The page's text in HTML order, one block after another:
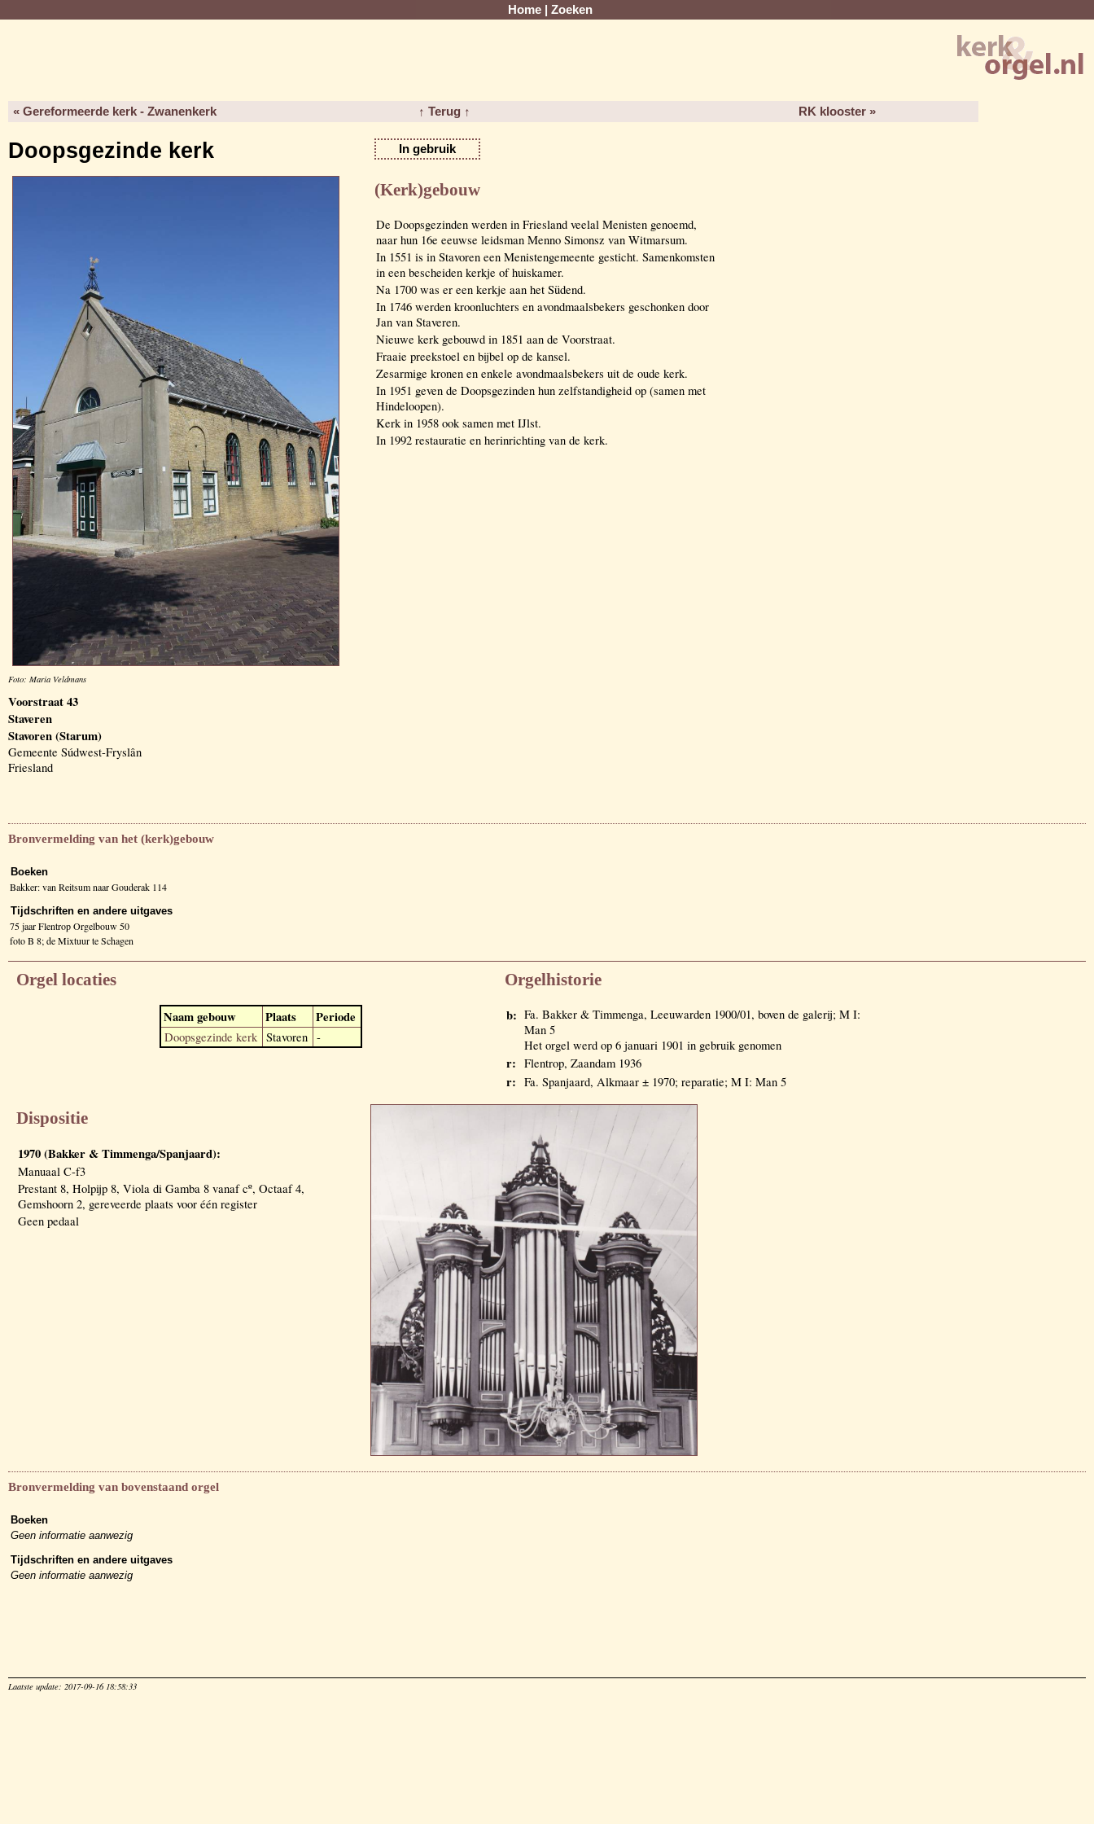
Home Zoeken
« Gereformeerde kerk - Zwanenkerk ↑ Terug ↑ RK klooster »
Doopsgezinde kerk In gebruik
Foto: Maria Veldmans
Voorstraat 43
Staveren
Stavoren (Starum)
Gemeente Súdwest-Fryslân
Friesland
(Kerk)gebouw
De Doopsgezinden werden in Friesland veelal Menisten genoemd,
naar hun 16e eeuwse leidsman Menno Simonsz van Witmarsum.
In 1551 is in Stavoren een Menistengemeente gesticht. Samenkomsten
in een bescheiden kerkje of huiskamer.
Na 1700 was er een kerkje aan het Südend.
In 1746 werden kroonluchters en avondmaalsbekers geschonken door
Jan van Staveren.
Nieuwe kerk gebouwd in 1851 aan de Voorstraat.
Fraaie preekstoel en bijbel op de kansel.
Zesarmige kronen en enkele avondmaalsbekers uit de oude kerk.
In 1951 geven de Doopsgezinden hun zelfstandigheid op (samen met
Hindeloopen).
Kerk in 1958 ook samen met IJlst.
In 1992 restauratie en herinrichting van de kerk.
Bronvermelding van het (kerk)gebouw
Boeken
Bakker: van Reitsum naar Gouderak 114
Tijdschriften en andere uitgaves
75 jaar Flentrop Orgelbouw 50
foto B 8; de Mixtuur te Schagen
Orgel locaties
Naam gebouw Plaats Periode
Doopsgezinde kerk Stavoren -
Orgelhistorie
b: Fa. Bakker & Timmenga, Leeuwarden 1900/01, boven de galerij; M I:
Man 5
Het orgel werd op 6 januari 1901 in gebruik genomen
r: Flentrop, Zaandam 1936
r: Fa. Spanjaard, Alkmaar ± 1970; reparatie; M I: Man 5
Dispositie
1970 (Bakker & Timmenga/Spanjaard):
Manuaal C-f3
Prestant 8, Holpijp 8, Viola di Gamba 8 vanaf cº, Octaaf 4,
Gemshoorn 2, gereveerde plaats voor één register
Geen pedaal
Bronvermelding van bovenstaand orgel
Boeken
Geen informatie aanwezig
Tijdschriften en andere uitgaves
Geen informatie aanwezig
Laatste update: 2017-09-16 18:58:33